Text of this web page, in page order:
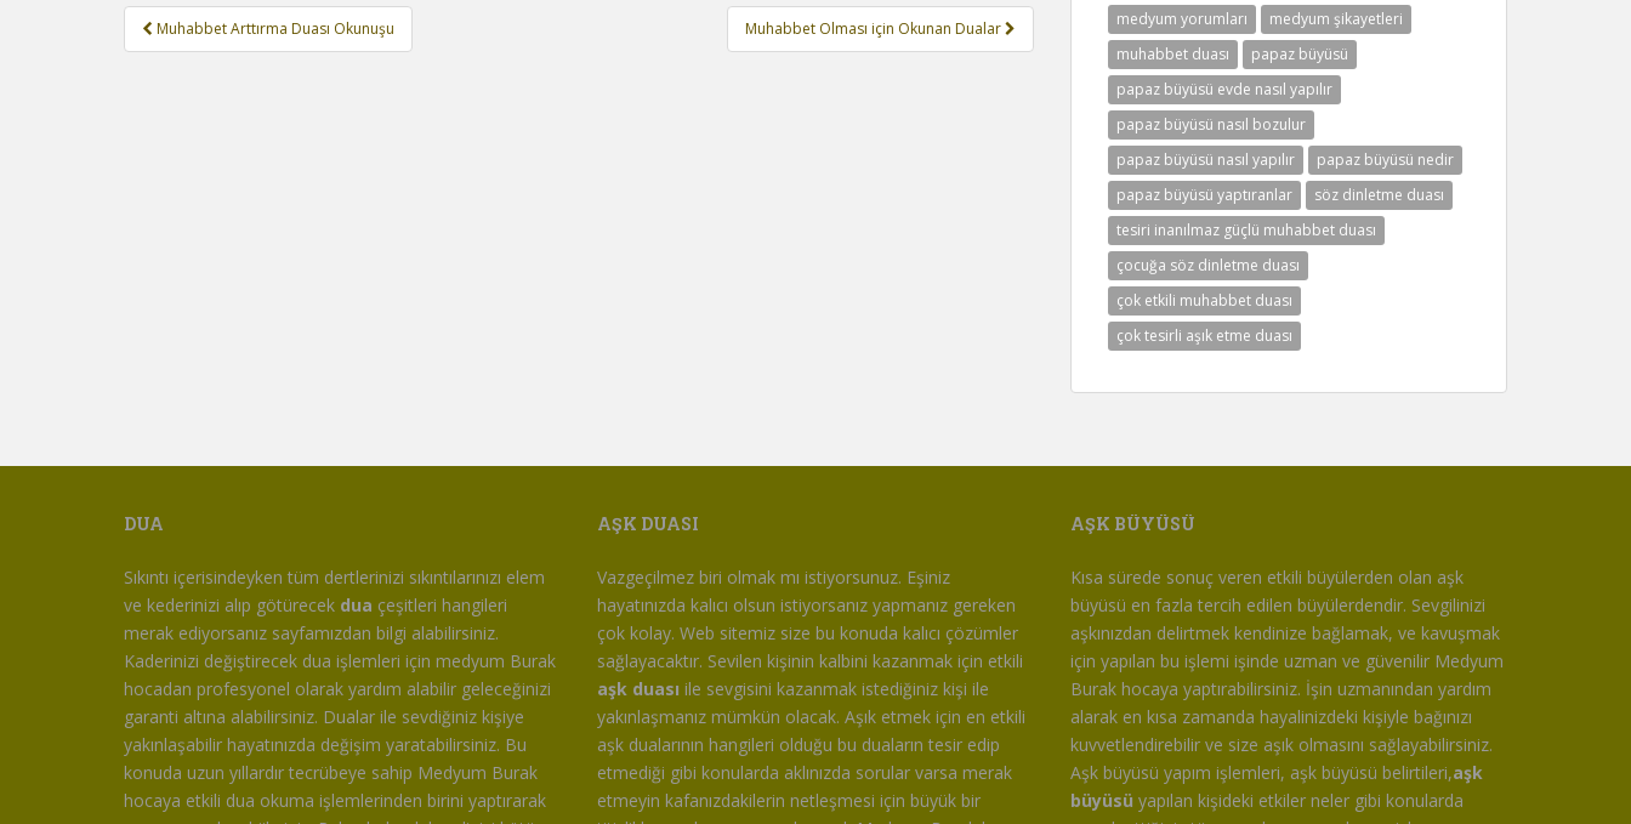
Yazı
gezinmesi
Muhabbet Arttırma Duası Okunuşu Muhabbet Olması için Okunan Dualar
medyum yorumları
medyum şikayetleri
muhabbet duası
papaz büyüsü
papaz büyüsü evde nasıl yapılır
papaz büyüsü nasıl bozulur
papaz büyüsü nasıl yapılır
papaz büyüsü nedir
papaz büyüsü yaptıranlar
söz dinletme duası
tesiri inanılmaz güçlü muhabbet duası
çocuğa söz dinletme duası
çok etkili muhabbet duası
çok tesirli aşık etme duası
DUA
Sıkıntı içerisindeyken tüm dertlerinizi sıkıntılarınızı elem
ve kederinizi alıp götürecek dua çeşitleri hangileri
merak ediyorsanız sayfamızdan bilgi alabilirsiniz.
Kaderinizi değiştirecek dua işlemleri için medyum Burak
hocadan profesyonel olarak yardım alabilir geleceğinizi
garanti altına alabilirsiniz. Dualar ile sevdiğiniz kişiye
yakınlaşabilir hayatınızda değişim yaratabilirsiniz. Bu
konuda uzun yıllardır tecrübeye sahip Medyum Burak
hocaya etkili dua okuma işlemlerinden birini yaptırarak
AŞK DUASI
Vazgeçilmez biri olmak mı istiyorsunuz. Eşiniz
hayatınızda kalıcı olsun istiyorsanız yapmanız gereken
çok kolay. Web sitemiz size bu konuda kalıcı çözümler
sağlayacaktır. Sevilen kişinin kalbini kazanmak için etkili
aşk duası ile sevgisini kazanmak istediğiniz kişi ile
yakınlaşmanız mümkün olacak. Aşık etmek için en etkili
aşk dualarının hangileri olduğu bu duaların tesir edip
etmediği gibi konularda aklınızda sorular varsa merak
etmeyin kafanızdakilerin netleşmesi için büyük bir
AŞK BÜYÜSÜ
Kısa sürede sonuç veren etkili büyülerden olan aşk
büyüsü en fazla tercih edilen büyülerdendir. Sevgilinizi
aşkınızdan delirtmek kendinize bağlamak, ve kavuşmak
için yapılan bu işlemi işinde uzman ve güvenilir Medyum
Burak hocaya yaptırabilirsiniz. İşin uzmanından yardım
alarak en kısa zamanda hayalinizdeki kişiyle bağınızı
kuvvetlendirebilir ve size aşık olmasını sağlayabilirsiniz.
Aşk büyüsü yapım işlemleri, aşk büyüsü belirtileri,aşk
büyüsü yapılan kişideki etkiler neler gibi konularda